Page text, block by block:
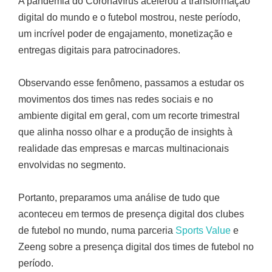
digital do mundo e o futebol mostrou, neste período,
um incrível poder de engajamento, monetização e
entregas digitais para patrocinadores.
Observando esse fenômeno, passamos a estudar os
movimentos dos times nas redes sociais e no
ambiente digital em geral, com um recorte trimestral
que alinha nosso olhar e a produção de insights à
realidade das empresas e marcas multinacionais
envolvidas no segmento.
Portanto, preparamos uma análise de tudo que
aconteceu em termos de presença digital dos clubes
de futebol no mundo, numa parceria Sports Value e
Zeeng sobre a presença digital dos times de futebol no
período.